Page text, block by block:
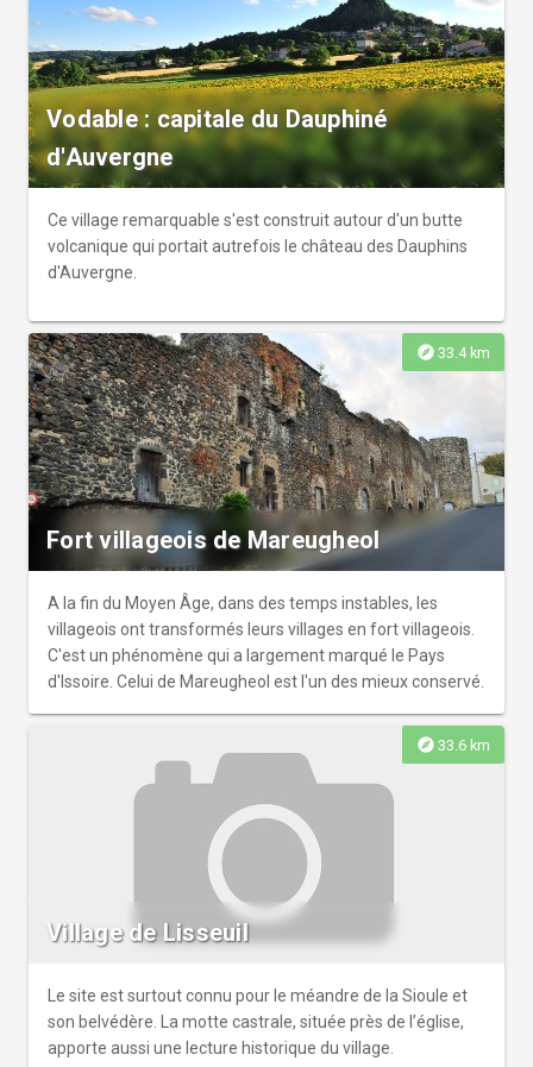
Vodable : capitale du Dauphiné
d'Auvergne
Ce village remarquable s'est construit autour d'un butte
volcanique qui portait autrefois le château des Dauphins
d'Auvergne.
explore 33.4 km
Fort villageois de Mareugheol
A la fin du Moyen Âge, dans des temps instables, les
villageois ont transformés leurs villages en fort villageois.
C'est un phénomène qui a largement marqué le Pays
d'Issoire. Celui de Mareugheol est l'un des mieux conservé.
explore 33.6 km
Village de Lisseuil
Le site est surtout connu pour le méandre de la Sioule et
son belvédère. La motte castrale, située près de l’église,
apporte aussi une lecture historique du village.